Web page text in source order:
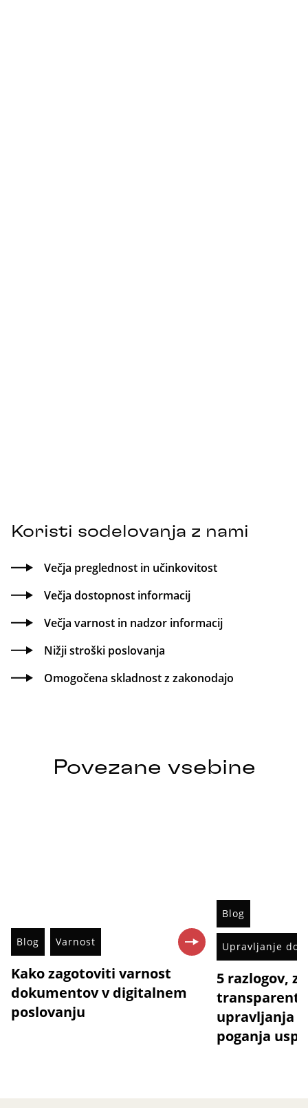
Koristi sodelovanja z nami
Večja preglednost in učinkovitost
Večja dostopnost informacij
Večja varnost in nadzor informacij
Nižji stroški poslovanja
Omogočena skladnost z zakonodajo
Povezane vsebine
Blog Varnost
Kako zagotoviti varnost
dokumentov v digitalnem
poslovanju
Blog
Upravljanje
5 razlogov,
upravljanja
poganja